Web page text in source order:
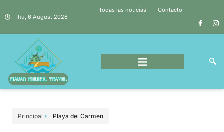
Thu, 6 August 2026
Todas las noticias Contacto
Principal Playa del Carmen